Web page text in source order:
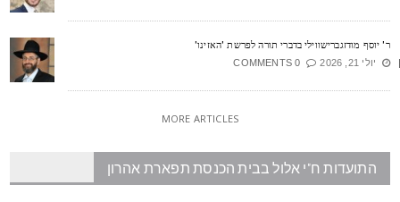
יוסף מודזגברישווילי בדברי תורה לפרשת 'האזינו'
יולי 21, 2026 0 COMMENTS
MORE ARTICLES
התועדות ח"י אלול בבית הכנסת תפארת אהרון